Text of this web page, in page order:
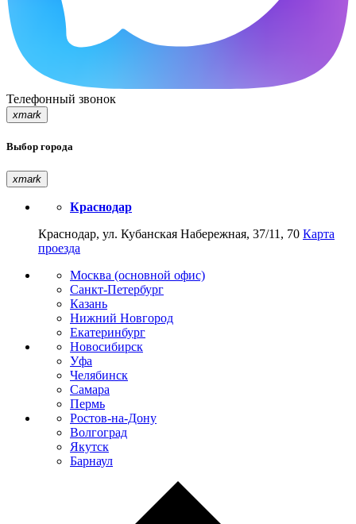
Телефонный звонок
xmark
Выбор города
xmark
Краснодар
Краснодар, ул. Кубанская Набережная, 37/11, 70 Карта
проезда
Москва (основной офис)
Санкт-Петербург
Казань
Нижний Новгород
Екатеринбург
Новосибирск
Уфа
Челябинск
Самара
Пермь
Ростов-на-Дону
Волгоград
Якутск
Барнаул